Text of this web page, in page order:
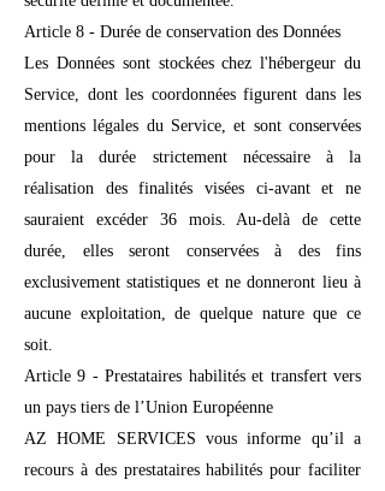
Article 8 - Durée de conservation des Données
Les Données sont stockées chez l'hébergeur du
Service, dont les coordonnées figurent dans les
mentions légales du Service, et sont conservées
pour la durée strictement nécessaire à la
réalisation des finalités visées ci-avant et ne
sauraient excéder 36 mois. Au-delà de cette
durée, elles seront conservées à des fins
exclusivement statistiques et ne donneront lieu à
aucune exploitation, de quelque nature que ce
soit.
Article 9 - Prestataires habilités et transfert vers
un pays tiers de l’Union Européenne
AZ HOME SERVICES vous informe qu’il a
recours à des prestataires habilités pour faciliter